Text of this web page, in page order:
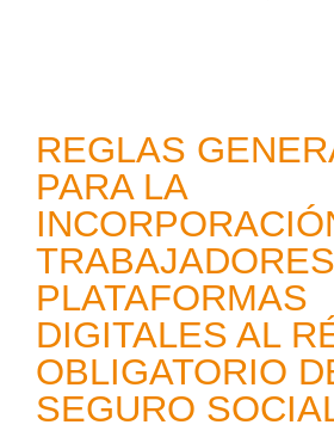
REGLAS
PARA LA
PLATAFORMAS
DIGITALES AL
OBLIGATORIO
SEGURO